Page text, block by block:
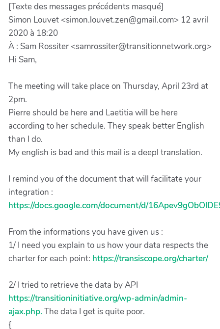
[Texte des messages précédents masqué]
Simon Louvet <simon.louvet.zen@gmail.com> 12 avril
2020 à 18:20
À : Sam Rossiter <samrossiter@transitionnetwork.org>
Hi Sam,
The meeting will take place on Thursday, April 23rd at
2pm.
Pierre should be here and Laetitia will be here
according to her schedule. They speak better English
than I do.
My english is bad and this mail is a deepl translation.
I remind you of the document that will facilitate your
integration :
https://docs.google.com/document/d/
From the informations you have given us :
1/ I need you explain to us how your data respects the
charter for each point: https://transiscope.org/charter/
2/ I tried to retrieve the data by API
https://transitioninitiative.org/wp-admin/admin-
ajax.php. The data I get is quite poor.
{